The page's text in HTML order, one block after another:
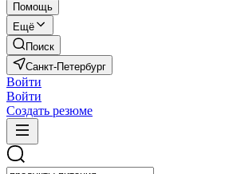
Помощь
Ещё
Поиск
Санкт-Петербург
Войти
Войти
Создать резюме